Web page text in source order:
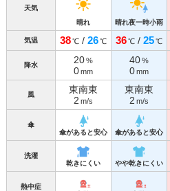
天気
晴れ
晴れ夜一時小雨
気温 38℃/ 26℃ 36℃/ 25℃
降水 20%
0mm
40%
0mm
風
東南東
2 m/s
東南東
2 m/s
傘
傘があると安心
傘があると安心
洗濯
乾きにくい
やや乾きにくい
熱中症